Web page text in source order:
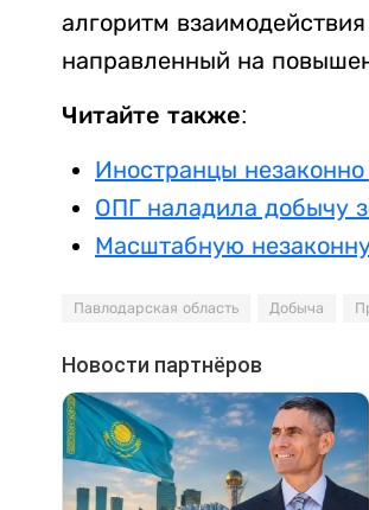
алгоритм
направленный на
Читайте также:
Иностранцы
ОПГ наладила добычу
Масштабную
Павлодарская область Добыча